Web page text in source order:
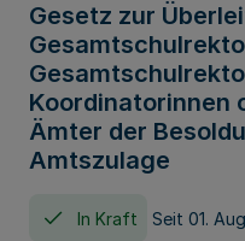
Gesetz zur
Koordinatorinnen
Ämter der
Amtszulage
In Kraft Seit 01.